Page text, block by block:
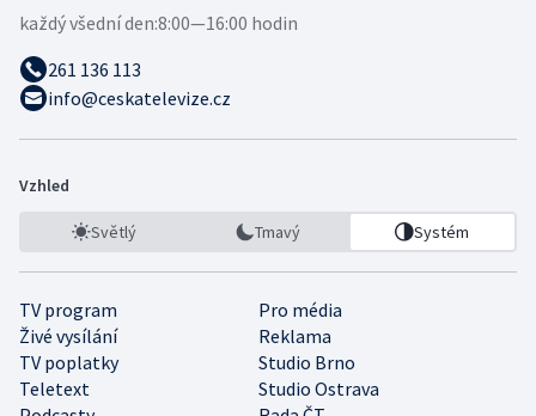
každý všední den:8:00—16:00 hodin
261 136 113
info@ceskatelevize.cz
Vzhled
Světlý Tmavý Systém
TV program
Pro média
Živé vysílání
Reklama
TV poplatky
Studio Brno
Teletext
Studio Ostrava